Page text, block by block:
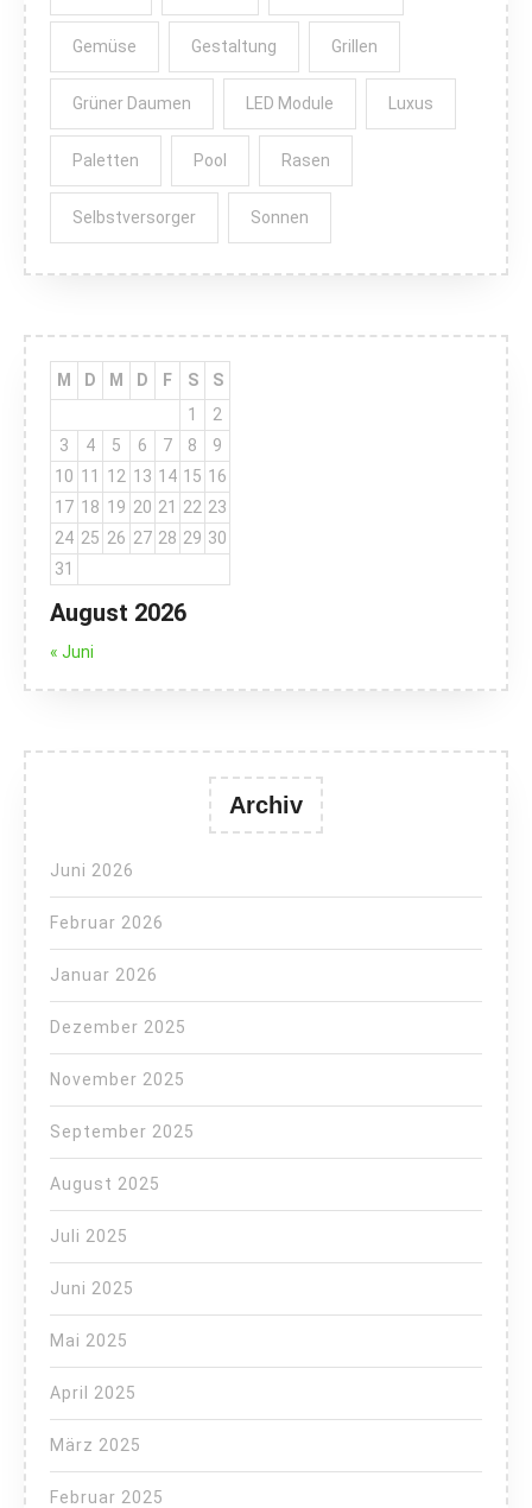
Gemüse Gestaltung Grillen
Grüner Daumen LED Module Luxus
Paletten Pool Rasen
Selbstversorger Sonnen
August 2026
M D M D F S
S
1
2
3
4 5 6 7 8
9
10 11 12 13 14 15 16
17 18 19 20 21 22 23
24 25 26 27 28 29 30
31
« Juni
Archiv
Juni 2026
Februar 2026
Januar 2026
Dezember 2025
November 2025
September 2025
August 2025
Juli 2025
Juni 2025
Mai 2025
April 2025
März 2025
Februar 2025